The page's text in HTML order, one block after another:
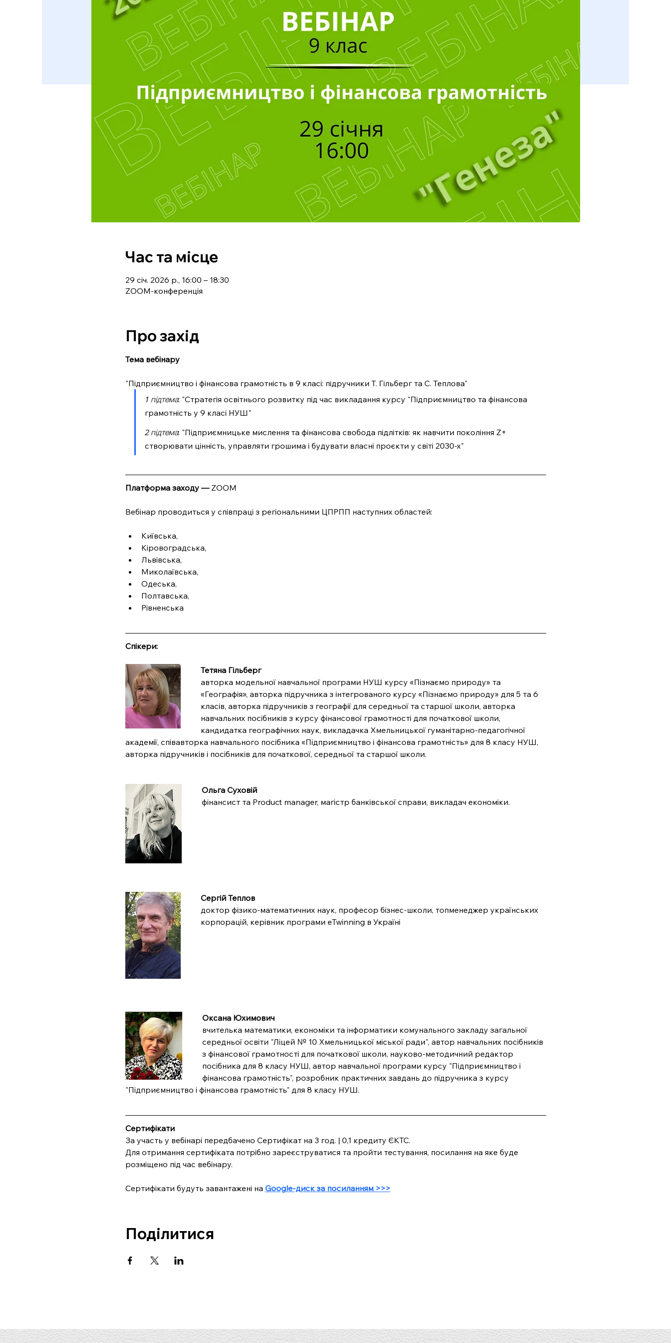
Час та місце
29 січ. 2026 р., 16:00 – 18:30
ZOOM-конференція
Про захід
Тема вебінару
"Підприємництво і фінансова грамотність в 9 класі: підручники Т. Гільберг та С. Теплова"
1 підтема: "Стратегія освітнього розвитку під час викладання курсу "Підприємництво та фінансова
грамотність у 9 класі НУШ"
2 підтема: "Підприємницьке мислення та фінансова свобода підлітків: як навчити покоління Z+
створювати цінність, управляти грошима і будувати власні проєкти у світі 2030-х"
Платформа заходу — ZOOM
Вебінар проводиться у співпраці з регіональними ЦПРПП наступних областей:
Київська,
Кіровоградська,
Львівська,
Миколаївська,
Одеська,
Полтавська,
Рівненська
Спікери:
Тетяна Гільберг
авторка модельної навчальної програми НУШ курсу «Пізнаємо природу» та
«Географія», авторка підручника з інтегрованого курсу «Пізнаємо природу» для 5 та 6
класів, авторка підручників з географії для середньої та старшої школи, авторка
навчальних посібників з курсу фінансової грамотності для початкової школи,
кандидатка географічних наук, викладачка Хмельницької гуманітарно-педагогічної
академії, співавторка навчального посібника «Підприємництво і фінансова грамотність» для 8 класу НУШ,
авторка підручників і посібників для початкової, середньої та старшої школи.
Ольга Суховій
фінансист та Product manager, магістр банківської справи, викладач економіки.
Cергій Теплов
доктор фізико-математичних наук, професор бізнес-школи, топменеджер українських
корпорацій, керівник програми eTwinning в Україні
Оксана Юхимович
вчителька математики, економіки та інформатики комунального закладу загальної
середньої освіти "Ліцей № 10 Хмельницької міської ради", автор навчальних посібників
з фінансової грамотності для початкової школи, науково-методичний редактор
посібника для 8 класу НУШ, автор навчальної програми курсу "Підприємництво і
фінансова грамотність", розробник практичних завдань до підручника з курсу
"Підприємництво і фінансова грамотність" для 8 класу НУШ.
Cертифікати
За участь у вебінарі передбачено Сертифікат на 3 год. | 0,1 кредиту ЄКТС.
Для отримання сертифіката потрібно зареєструватися та пройти тестування, посилання на яке буде
розміщено під час вебінару.
Сертифікати будуть завантажені на Google-диск за посиланням >>>
Поділитися